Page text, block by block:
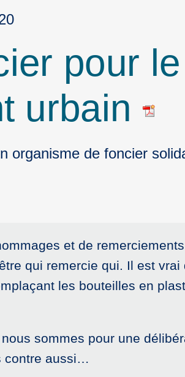
pour
urbain
organisme de foncier
et de
qui remercie qui. Il est
les bouteilles en
sommes pour une
contre aussi…